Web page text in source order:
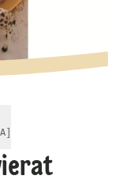
0.0. Click to rate.